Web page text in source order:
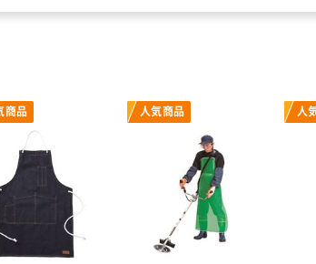
商品 人気商品 人